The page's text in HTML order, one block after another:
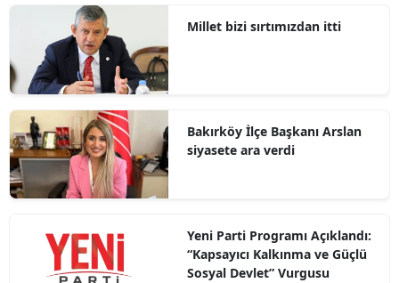
Millet bizi sırtımızdan itti
Bakırköy İlçe Başkanı Arslan
siyasete ara verdi
Yeni Parti Programı Açıklandı:
“Kapsayıcı Kalkınma ve Güçlü
Sosyal Devlet” Vurgusu